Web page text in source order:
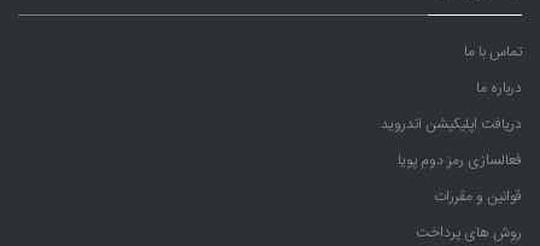
تماس با ما
درباره ما
دریافت اپلیکیشن اندروید
فعالسازی رمز دوم پویا
قوانین و مقررات
روش های پرداخت